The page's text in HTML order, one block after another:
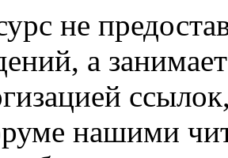
не
а
нашими